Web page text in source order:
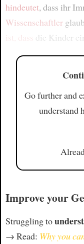
hindeutet, dass ihr
Wissenschaftler
ist, dass
die Kinder
Go further and
understand
Improve your
Struggling to
→ Read: Why you